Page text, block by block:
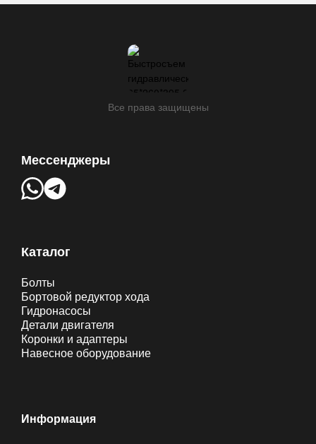
Все права защищены
Мессенджеры
Каталог
Болты
Бортовой редуктор хода
Гидронасосы
Детали двигателя
Коронки и адаптеры
Навесное оборудование
Информация